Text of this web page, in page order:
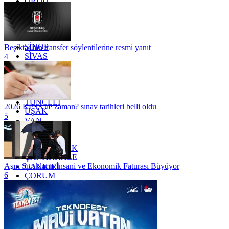
OSMANİYE
RİZE
SAKARYA
SİNOP
SİVAS
SİİRT
TEKİRDAĞ
TOKAT
TRABZON
TUNCELİ
UŞAK
VAN
YALOVA
YOZGAT
ZONGULDAK
ÇANAKKALE
ÇANKIRI
ÇORUM
İSTANBUL
İZMİR
ŞANLIURFA
ŞIRNAK
Beşiktaş'tan transfer söylentilerine resmi yanıt
4
2026 KPSS ne zaman? sınav tarihleri belli oldu
5
Aşırı Sıcakların İnsani ve Ekonomik Faturası Büyüyor
6